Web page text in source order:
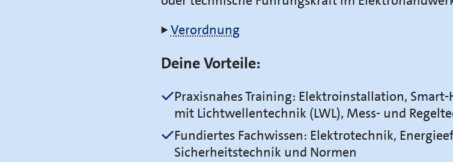
Verordnung
Deine Vorteile:
Praxisnahes Training: Elektroinstallation, Smart-
mit Lichtwellentechnik (LWL), Mess- und
Fundiertes Fachwissen: Elektrotechnik,
Sicherheitstechnik und Normen